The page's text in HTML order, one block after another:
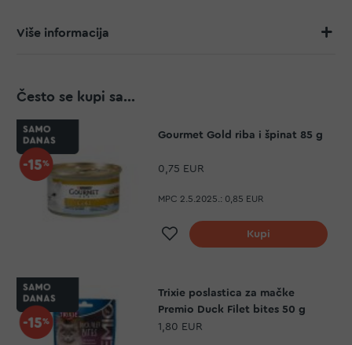
Više informacija
Često se kupi sa...
Gourmet Gold riba i špinat 85 g
0,75 EUR
MPC 2.5.2025.: 0,85 EUR
Dodaj na listu želja
Kupi
Trixie poslastica za mačke
Premio Duck Filet bites 50 g
1,80 EUR